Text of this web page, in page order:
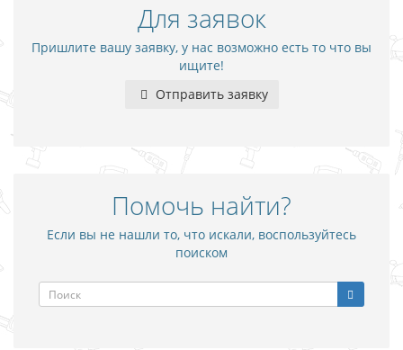
Для заявок
Пришлите вашу заявку, у нас возможно есть то что вы
ищите!
Отправить заявку
Помочь найти?
Если вы не нашли то, что искали, воспользуйтесь
поиском